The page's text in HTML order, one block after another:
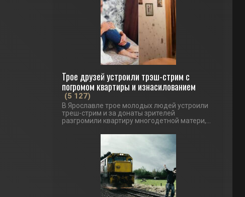
Трое друзей устроили трэш-стрим с
погромом квартиры и изнасилованием
(5 127)
В Ярославле трое молодых людей устроили
треш-стрим и за донаты зрителей
разгромили квартиру многодетной матери,...